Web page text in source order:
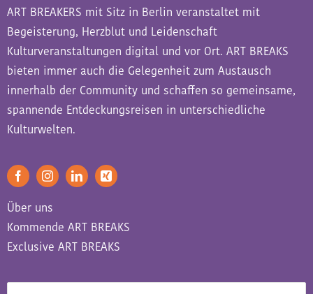
ART BREAKERS mit Sitz in Berlin veranstaltet mit
Begeisterung, Herzblut und Leidenschaft
Kulturveranstaltungen digital und vor Ort. ART BREAKS
bieten immer auch die Gelegenheit zum Austausch
innerhalb der Community und schaffen so gemeinsame,
spannende Entdeckungsreisen in unterschiedliche
Kulturwelten.
Über uns
Kommende ART BREAKS
Exclusive ART BREAKS